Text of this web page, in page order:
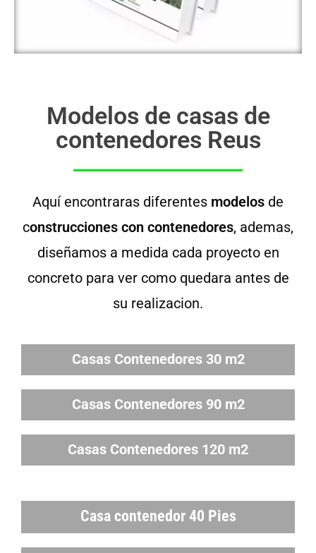
Modelos de casas de
contenedores Reus
Aquí encontraras diferentes modelos de
construcciones con contenedores, ademas,
diseñamos a medida cada proyecto en
concreto para ver como quedara antes de
su realizacion.
Casas Contenedores 30 m2
Casas Contenedores 90 m2
Casas Contenedores 120 m2
Casa contenedor 40 Pies